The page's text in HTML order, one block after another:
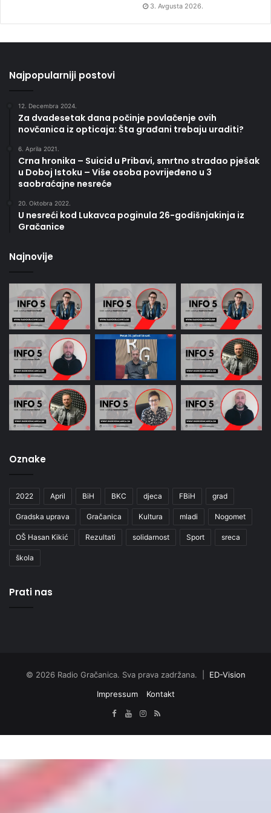
3. Avgusta 2026.
Najpopularniji postovi
12. Decembra 2024.
Za dvadesetak dana počinje povlačenje ovih
novčanica iz opticaja: Šta građani trebaju uraditi?
6. Aprila 2021.
Crna hronika – Suicid u Pribavi, smrtno stradao pješak
u Doboj Istoku – Više osoba povrijeđeno u 3
saobraćajne nesreće
20. Oktobra 2022.
U nesreći kod Lukavca poginula 26-godišnjakinja iz
Gračanice
Najnovije
Oznake
2022 April BiH BKC djeca FBiH grad
Gradska uprava Gračanica Kultura mladi Nogomet
OŠ Hasan Kikić Rezultati solidarnost Sport sreca
škola
Prati nas
© 2026 Radio Gračanica. Sva prava zadržana. | ED-Vision
Impressum
Kontakt